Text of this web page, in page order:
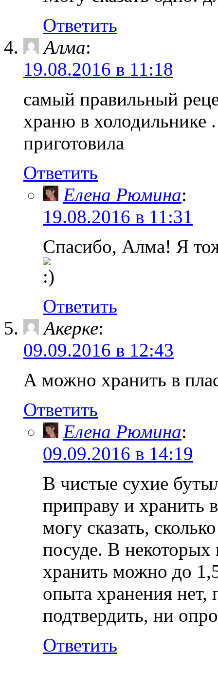
Ответить
Алма:
19.08.2016 в 11:18
самый правильный
храню в холодильнике
приготовила
Ответить
Елена Рюмина:
19.08.2016 в 11:31
Спасибо, Алма! Я
Ответить
Акерке:
09.09.2016 в 12:43
А можно хранить в
Ответить
Елена Рюмина:
09.09.2016 в 14:19
В чистые сухие
приправу и хранить
могу сказать,
посуде. В некоторых
хранить можно до
опыта хранения нет,
подтвердить, ни
Ответить